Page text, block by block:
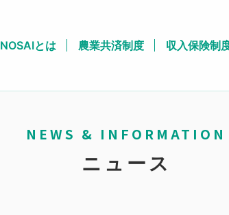
NOSAIとは 農業共済制度 収入保険制
NEWS & INFORMATION
ニュース